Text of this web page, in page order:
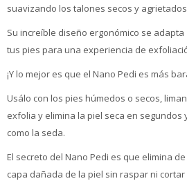
suavizando los talones secos y
Su increíble diseño ergonómico se
tus pies para una experiencia de
¡Y lo mejor es que el Nano Pedi es más
Usálo con los pies húmedos o secos,
exfolia y elimina la piel seca en segundos
como la seda.
El secreto del Nano Pedi es que elimina
capa dañada de la piel sin raspar ni